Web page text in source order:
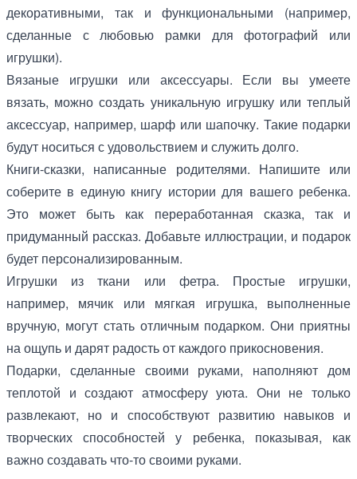
декоративными, так и функциональными (например,
сделанные с любовью рамки для фотографий или
игрушки).
Вязаные игрушки или аксессуары. Если вы умеете
вязать, можно создать уникальную игрушку или теплый
аксессуар, например, шарф или шапочку. Такие подарки
будут носиться с удовольствием и служить долго.
Книги-сказки, написанные родителями. Напишите или
соберите в единую книгу истории для вашего ребенка.
Это может быть как переработанная сказка, так и
придуманный рассказ. Добавьте иллюстрации, и подарок
будет персонализированным.
Игрушки из ткани или фетра. Простые игрушки,
например, мячик или мягкая игрушка, выполненные
вручную, могут стать отличным подарком. Они приятны
на ощупь и дарят радость от каждого прикосновения.
Подарки, сделанные своими руками, наполняют дом
теплотой и создают атмосферу уюта. Они не только
развлекают, но и способствуют развитию навыков и
творческих способностей у ребенка, показывая, как
важно создавать что-то своими руками.